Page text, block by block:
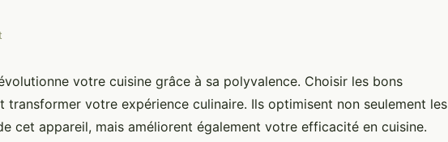
accessoires
votre cuisine grâce à sa polyvalence. Choisir les bons
transformer votre expérience culinaire. Ils optimisent non seulement les
cet appareil, mais améliorent également votre efficacité en cuisine.